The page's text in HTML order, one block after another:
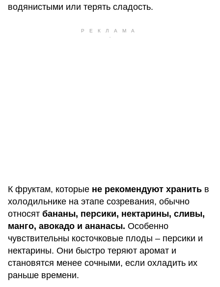
водянистыми или терять сладость.
К фруктам, которые не рекомендуют хранить в
холодильнике на этапе созревания, обычно
относят бананы, персики, нектарины, сливы,
манго, авокадо и ананасы. Особенно
чувствительны косточковые плоды – персики и
нектарины. Они быстро теряют аромат и
становятся менее сочными, если охладить их
раньше времени.